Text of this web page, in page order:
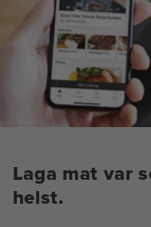
Laga mat var
helst.